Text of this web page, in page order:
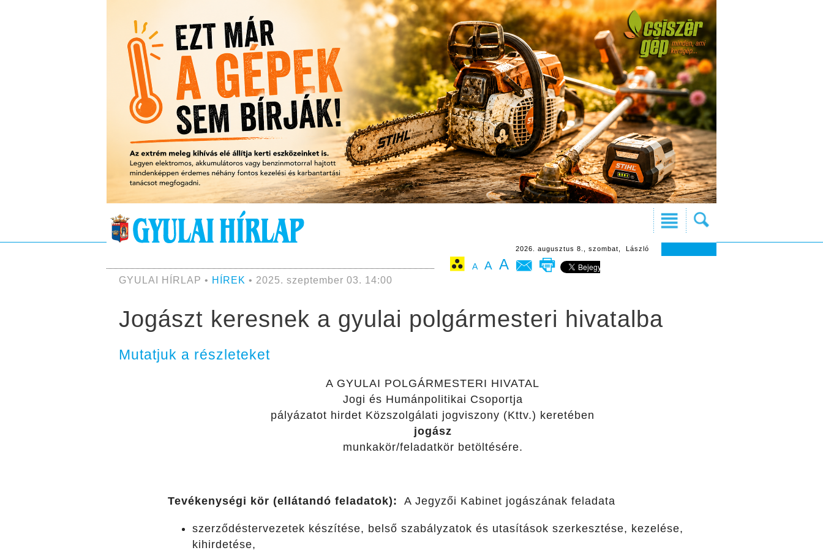
2026. augusztus 8., szombat, László
A A A
GYULAI HÍRLAP • HÍREK • 2025. szeptember 03. 14:00
Jogászt keresnek a gyulai polgármesteri hivatalba
Mutatjuk a részleteket
A GYULAI POLGÁRMESTERI HIVATAL
Jogi és Humánpolitikai Csoportja
pályázatot hirdet Közszolgálati jogviszony (Kttv.) keretében
jogász
munkakör/feladatkör betöltésére.
Tevékenységi kör (ellátandó feladatok): A Jegyzői Kabinet jogászának feladata
szerződéstervezetek készítése, belső szabályzatok és utasítások szerkesztése, kezelése,
kihirdetése,